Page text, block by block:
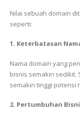
Nilai sebuah domain
seperti:
1. Keterbatasan
Nama domain yang
bisnis semakin sedikit.
semakin tinggi potensi
2. Pertumbuhan